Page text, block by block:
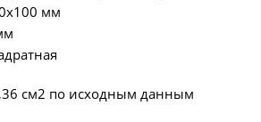
мм
см2 по исходным данным